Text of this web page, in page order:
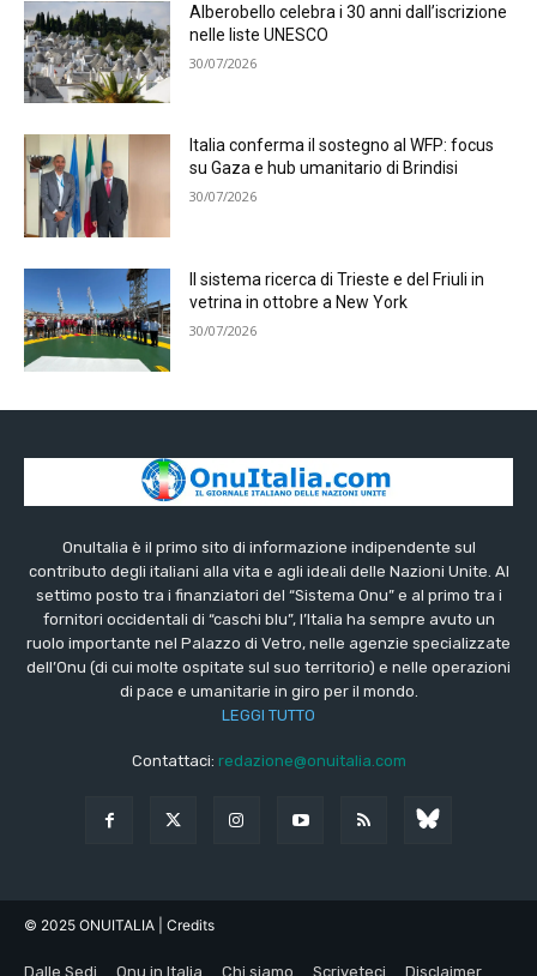
Alberobello celebra i 30 anni dall’iscrizione
nelle liste UNESCO
30/07/2026
Italia conferma il sostegno al WFP: focus
su Gaza e hub umanitario di Brindisi
30/07/2026
Il sistema ricerca di Trieste e del Friuli in
vetrina in ottobre a New York
30/07/2026
OnuItalia è il primo sito di informazione indipendente sul
contributo degli italiani alla vita e agli ideali delle Nazioni Unite. Al
settimo posto tra i finanziatori del “Sistema Onu” e al primo tra i
fornitori occidentali di “caschi blu”, l’Italia ha sempre avuto un
ruolo importante nel Palazzo di Vetro, nelle agenzie specializzate
dell’Onu (di cui molte ospitate sul suo territorio) e nelle operazioni
di pace e umanitarie in giro per il mondo.
LEGGI TUTTO
Contattaci: redazione@onuitalia.com
© 2025 ONUITALIA | Credits
Dalle Sedi Onu in Italia Chi siamo Scriveteci Disclaimer